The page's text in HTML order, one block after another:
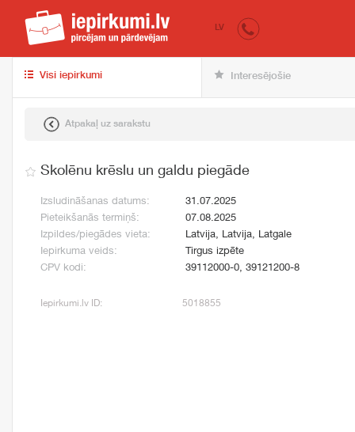
iepirkumi.lv
LV
Visi iepirkumi Interesējošie
Atpakaļ uz sarakstu
Skolēnu krēslu un galdu piegāde
Izsludināšanas datums:
31.07.2025
Pieteikšanās termiņš:
07.08.2025
Izpildes/piegādes vieta:
Latvija, Latvija, Latgale
Iepirkuma veids:
Tirgus izpēte
CPV kodi:
39112000-0, 39121200-8
Iepirkumi.lv ID: 5018855